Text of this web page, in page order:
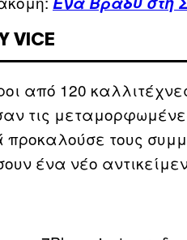
VICE
από 120
τις
προκαλούσε τους
ένα νέο